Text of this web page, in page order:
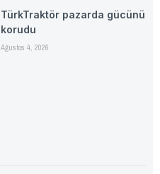
TürkTraktör pazarda gücünü
korudu
Ağustos 4, 2026